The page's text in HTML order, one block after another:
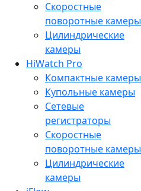
Скоростные
поворотные камеры
Цилиндрические
камеры
HiWatch Pro
Компактные камеры
Купольные камеры
Сетевые
регистраторы
Скоростные
поворотные камеры
Цилиндрические
камеры